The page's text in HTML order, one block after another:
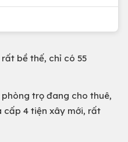
bề thế, chỉ có 55
trọ đang cho thuê,
cấp 4 tiện xây mới, rất